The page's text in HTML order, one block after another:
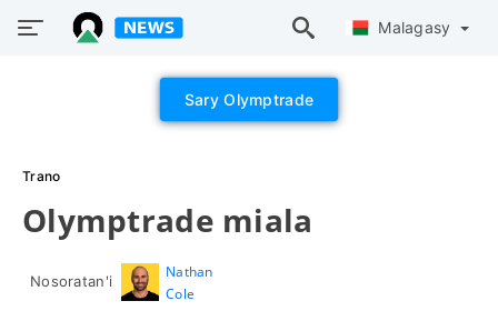
Malagasy
Sary Olymptrade
Trano
Olymptrade miala
Nosoratan'i
Nathan
Cole